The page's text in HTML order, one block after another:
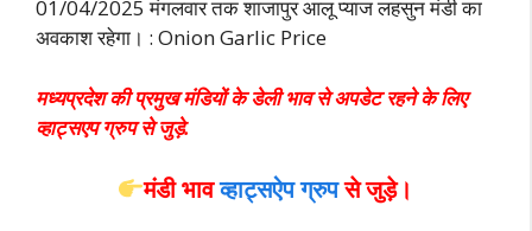
01/04/2025 मंगलवार तक शाजापुर आलू प्याज लहसुन मंडी का
अवकाश रहेगा। : Onion Garlic Price
मध्यप्रदेश की प्रमुख मंडियों के डेली भाव से अपडेट रहने के लिए
व्हाट्सएप ग्रुप से जुड़े.
मंडी भावव्हाट्सऐप ग्रुपसेजुड़े।